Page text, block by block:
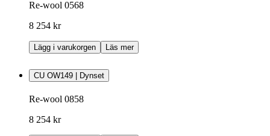
Re-wool 0568
8 254 kr
Lägg i varukorgen Läs mer
CU OW149 | Dynset
Re-wool 0858
8 254 kr